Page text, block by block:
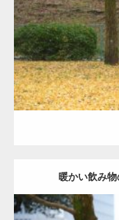
ダウンロー
暖かい飲み